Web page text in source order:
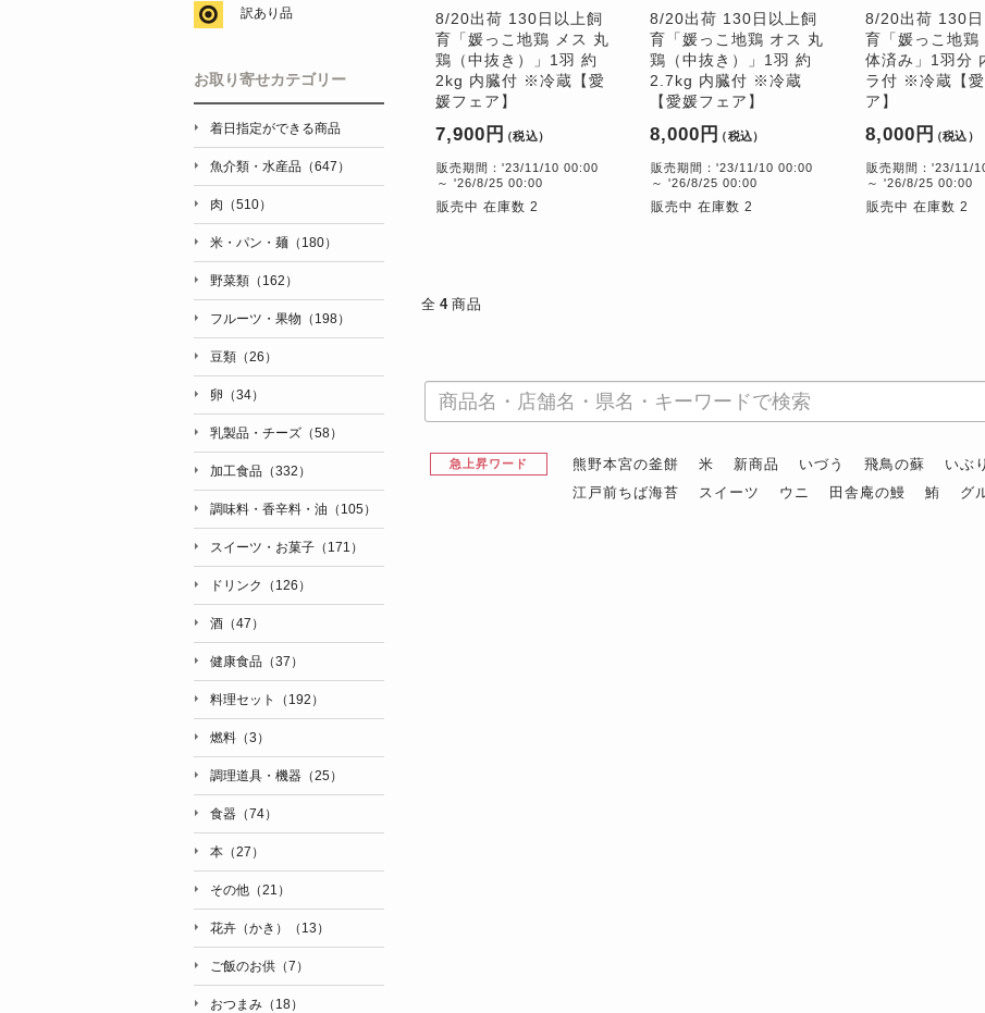
8/20出荷 130日以上飼
育「媛っこ地鶏 メス 丸
鶏（中抜き）」1羽 約
2kg 内臓付 ※冷蔵【愛
媛フェア】
7,900円（税込）
販売期間：'23/11/10 00:00
～ '26/8/25 00:00
販売中 在庫数 2
8/20出荷 130日以上飼
育「媛っこ地鶏 オス 丸
鶏（中抜き）」1羽 約
2.7kg 内臓付 ※冷蔵
【愛媛フェア】
8,000円 （税込）
販売期間：'23/11/10 00:00
～ '26/8/25 00:00
販売中 在庫数 2
8/20出荷 130日
育「媛っこ地鶏
体済み」1羽分
ラ付 ※冷蔵【愛
ア】
8,000円（税込）
販売期間：'23/11/
～ '26/8/25 00:00
販売中 在庫数 2
全 4 商品
急上昇ワード 熊野本宮の釜餅 米 新商品 いづう 飛鳥の蘇 いぶ
江戸前ちば海苔
スイーツ ウニ 田舎庵の鰻 鮪 グ
訳あり品
お取り寄せカテゴリー
着日指定ができる商品
魚介類・水産品（647）
肉（510）
米・パン・麺（180）
野菜類（162）
フルーツ・果物（198）
豆類（26）
卵（34）
乳製品・チーズ（58）
加工食品（332）
調味料・香辛料・油（105）
スイーツ・お菓子（171）
ドリンク（126）
酒（47）
健康食品（37）
料理セット（192）
燃料（3）
調理道具・機器（25）
食器（74）
本（27）
その他（21）
花卉（かき）（13）
ご飯のお供（7）
おつまみ（18）